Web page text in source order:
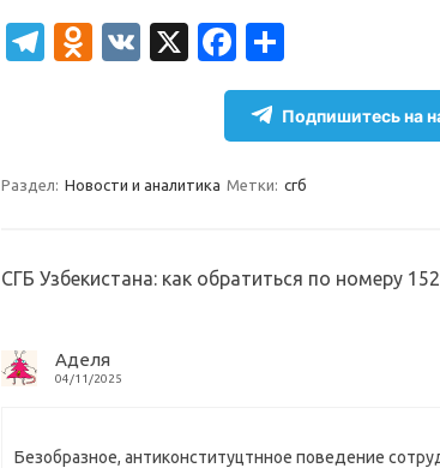
T
a
O
kl
sn
i
V
X
Fa
c
e
o
k
т
п
а
и
Подпишитесь на
Раздел: Новости и аналитика Метки: сгб
СГБ Узбекистана: как обратиться по номеру
Аделя
04/11/2025
Безобразное, антиконституцтнное поведение